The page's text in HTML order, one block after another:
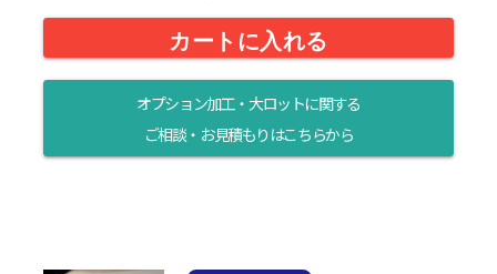
カートに入れる
オプション加工・大ロットに関する
ご相談・お見積もりはこちらから